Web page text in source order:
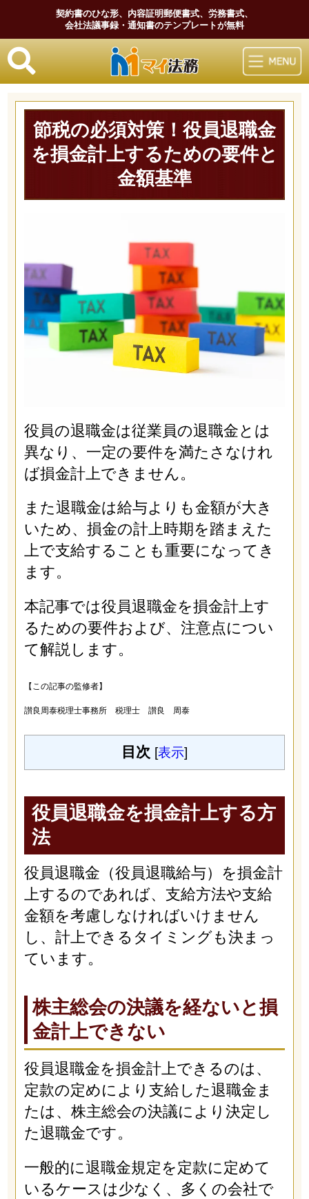
契約書のひな形、内容証明郵便書式、労務書式、
会社法議事録・通知書のテンプレートが無料
マイ法務
節税の必須対策！役員退職金
を損金計上するための要件と
金額基準
役員の退職金は従業員の退職金とは
異なり、一定の要件を満たさなけれ
ば損金計上できません。
また退職金は給与よりも金額が大き
いため、損金の計上時期を踏まえた
上で支給することも重要になってき
ます。
本記事では役員退職金を損金計上す
るための要件および、注意点につい
て解説します。
【この記事の監修者】
讃良周泰税理士事務所 税理士 讃良 周泰
目次 [表示]
役員退職金を損金計上する方
法
役員退職金（役員退職給与）を損金計
上するのであれば、支給方法や支給
金額を考慮しなければいけません
し、計上できるタイミングも決まっ
ています。
株主総会の決議を経ないと損
金計上できない
役員退職金を損金計上できるのは、
定款の定めにより支給した退職金ま
たは、株主総会の決議により決定し
た退職金です。
一般的に退職金規定を定款に定めて
いるケースは少なく、多くの会社で